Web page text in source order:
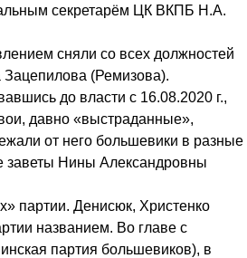
секретарём ЦК ВКПБ Н.А.
сняли со всех должностей
Зацепилова (Ремизова).
до власти с 16.08.2020 г.,
давно «выстраданные»,
от него большевики в разные
заветы Нины Александровны
партии. Денисюк, Христенко
названием. Во главе с
партия большевиков), в